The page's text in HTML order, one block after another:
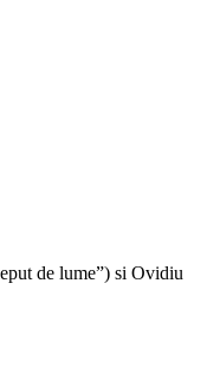
de lume”) si Ovidiu